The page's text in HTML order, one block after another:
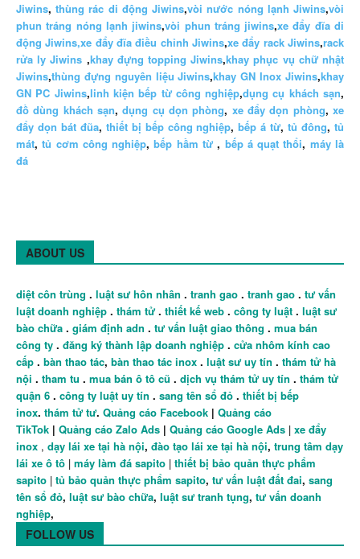
Jiwins,thùng rác di động Jiwins,vòi nước nóng lạnh Jiwins,vòi
phun tráng nóng lạnh jiwins,vòi phun tráng jiwins,xe đẩy đĩa di
động Jiwins,xe đẩy đĩa điều chỉnh Jiwins,xe đẩy rack Jiwins,rack
rửa ly Jiwins ,khay đựng topping Jiwins,khay phục vụ chữ nhật
Jiwins,thùng đựng nguyên liệu Jiwins,khay GN Inox Jiwins,khay
GN PC Jiwins,linh kiện bếp từ công nghiệp,dụng cụ khách sạn,
đồ dùng khách sạn,dụng cụ dọn phòng, xe đẩy dọn phòng,xe
đẩy dọn bát đũa, thiết bị bếp công nghiệp,bếp á từ,tủ đông,tủ
mát,tủ cơm công nghiệp,bếp hầm từ , bếp á quạt thổi, máy là
đá
ABOUT US
diệt côn trùng . luật sư hôn nhân . tranh gao . tranh gao . tư vấn
luật doanh nghiệp . thám tử. thiết kế web . công ty luật . luật sư
bào chữa . giám định adn . tư vấn luật giao thông . mua bán
công ty . đăng ký thành lập doanh nghiệp . cửa nhôm kính cao
cấp . bàn thao tác, bàn thao tác inox . luật sư uy tín . thám tử hà
nội . tham tu . mua bán ô tô cũ . dịch vụ thám tử uy tín . thám tử
quận 6 . công ty luật uy tín . sang tên sổ đỏ . thiết bị bếp
inox. thám tử tư. Quảng cáo Facebook | Quảng cáo
TikTok | Quảng cáo Zalo Ads | Quảng cáo Google Ads | xe đẩy
inox , dạy lái xe tại hà nội, đào tạo lái xe tại hà nội, trung tâm dạy
lái xe ô tô | máy làm đá sapito | thiết bị bảo quản thực phẩm
sapito | tủ bảo quản thực phẩm sapito, tư vấn luật đất đai, sang
tên sổ đỏ, luật sư bào chữa, luật sư tranh tụng, tư vấn doanh
nghiệp,
FOLLOW US